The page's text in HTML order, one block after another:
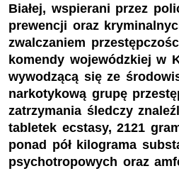
Białej, wspierani przez
prewencji oraz
zwalczaniem
komendy wojewódzkiej w
wywodzącą się ze
narkotykową grupę
zatrzymania śledczy
tabletek ecstasy, 2121
ponad pół kilograma
psychotropowych oraz